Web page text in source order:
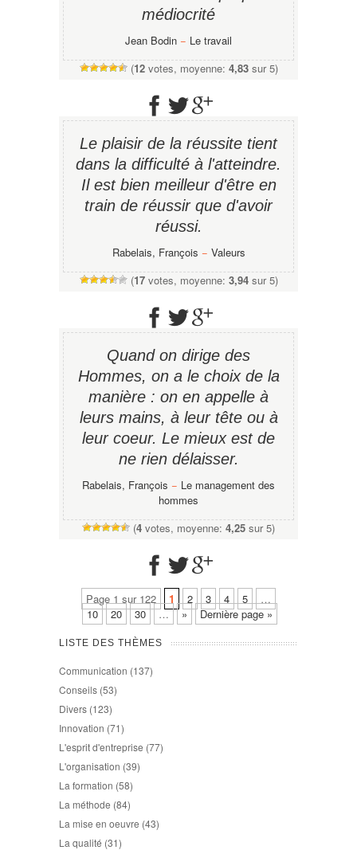
médiocrité
Jean Bodin − Le travail
(12votes, moyenne: 4,83sur 5)
Le plaisir de la réussite tient
dans la difficulté à l'atteindre.
Il est bien meilleur d'être en
train de réussir que d'avoir
réussi.
Rabelais, François − Valeurs
(17votes, moyenne: 3,94sur 5)
Quand on dirige des
Hommes, on a le choix de la
manière : on en appelle à
leurs mains, à leur tête ou à
leur coeur. Le mieux est de
ne rien délaisser.
Rabelais, François − Le management des
hommes
(4 votes, moyenne: 4,25 sur 5)
Page 1 sur 122 1 2 3 4 5
…
10
20 30 … » Dernière page »
LISTE DES THÈMES
Communication (137)
Conseils (53)
Divers (123)
Innovation (71)
L'esprit d'entreprise (77)
L'organisation (39)
La formation (58)
La méthode (84)
La mise en oeuvre (43)
La qualité (31)